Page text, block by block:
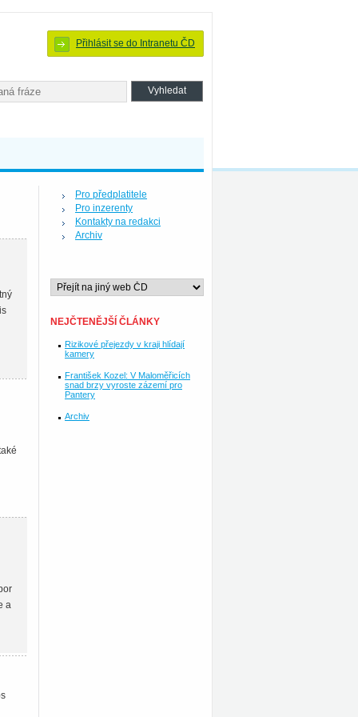
Přihlásit se do Intranetu ČD
a
Pro předplatitele
Pro inzerenty
Kontakty na redakci
Archiv
NEJČTENĚJŠÍ ČLÁNKY
Rizikové přejezdy v kraji hlídají
kamery
František Kozel: V Maloměřicích
snad brzy vyroste zázemí pro
Pantery
Archiv